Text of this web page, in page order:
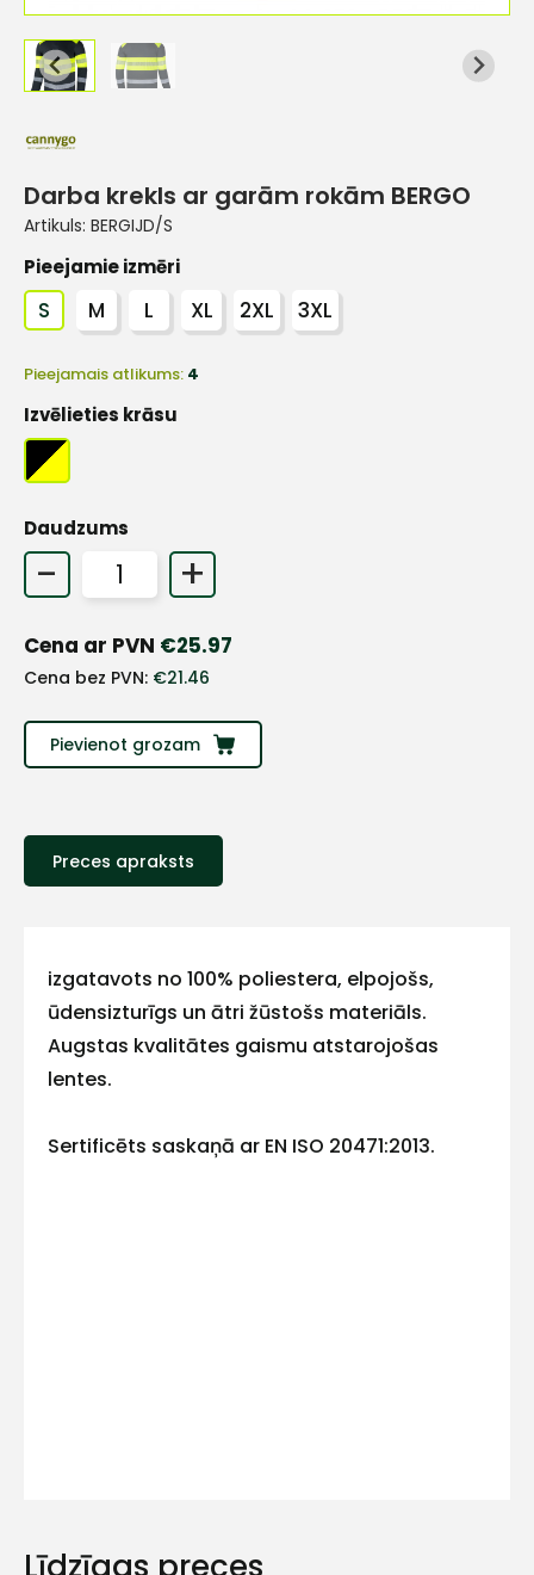
Darba krekls ar garām rokām BERGO
Artikuls: BERGIJD/S
Pieejamie izmēri
S M L XL 2XL 3XL
Pieejamais atlikums: 4
Izvēlieties krāsu
Daudzums
- +
Cena ar PVN €25.97
Cena bez PVN: €21.46
Pievienot grozam
Preces apraksts
izgatavots no 100% poliestera, elpojošs,
ūdensizturīgs un ātri žūstošs materiāls.
Augstas kvalitātes gaismu atstarojošas
lentes.
Sertificēts saskaņā ar EN ISO 20471:2013.
Sazinies
ar
pēc
+